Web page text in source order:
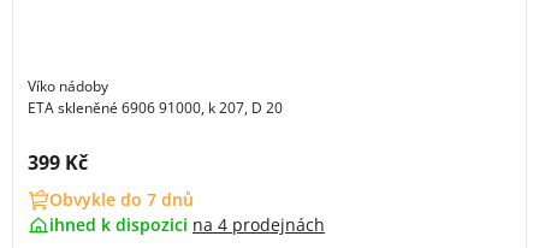
Víko nádoby
ETA skleněné 6906 91000, k 207, D 20
Cena s DPH:
399 Kč
Obvykle do 7 dnů
ihned k dispozici na 4 prodejnách